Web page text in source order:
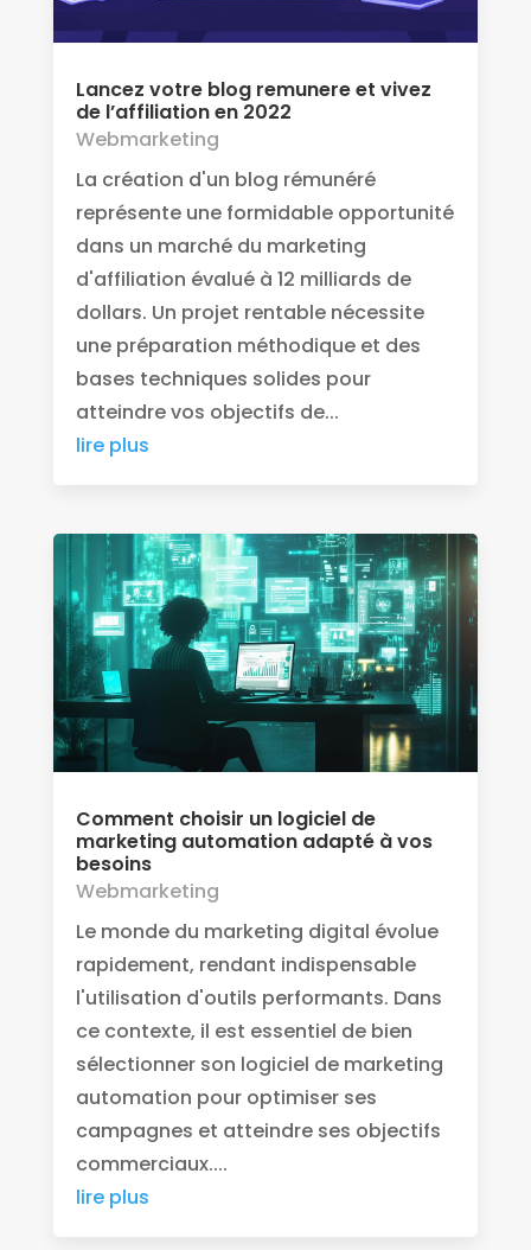
Lancez votre blog remunere et vivez
de l’affiliation en 2022
Webmarketing
La création d'un blog rémunéré
représente une formidable opportunité
dans un marché du marketing
d'affiliation évalué à 12 milliards de
dollars. Un projet rentable nécessite
une préparation méthodique et des
bases techniques solides pour
atteindre vos objectifs de...
lire plus
Comment choisir un logiciel de
marketing automation adapté à vos
besoins
Webmarketing
Le monde du marketing digital évolue
rapidement, rendant indispensable
l'utilisation d'outils performants. Dans
ce contexte, il est essentiel de bien
sélectionner son logiciel de marketing
automation pour optimiser ses
campagnes et atteindre ses objectifs
commerciaux....
lire plus